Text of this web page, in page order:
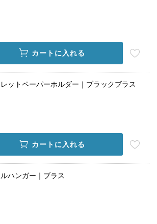
カートに入れる
レットペーパーホルダー｜ブラックブラス
カートに入れる
ハンガー｜ブラス